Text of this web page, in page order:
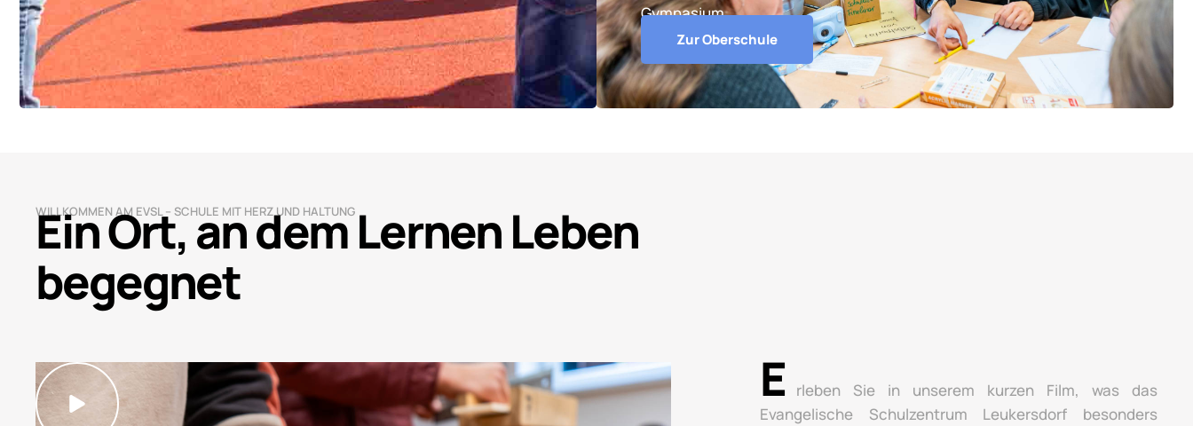
Gymnasium.
Zur Oberschule
WILLKOMMEN AM EVSL – SCHULE MIT HERZ UND HALTUNG
Ein Ort, an dem Lernen Leben
begegnet
E
rleben Sie in unserem kurzen Film, was das
Evangelische Schulzentrum Leukersdorf besonders